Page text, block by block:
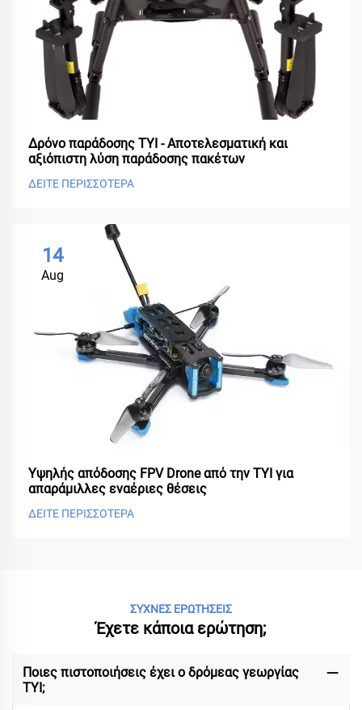
Δρόνο παράδοσης TYI - Αποτελεσματική και
αξιόπιστη λύση παράδοσης πακέτων
ΔΕΙΤΕ ΠΕΡΙΣΣΟΤΕΡΑ
14
Aug
Υψηλής απόδοσης FPV Drone από την TYI για
απαράμιλλες εναέριες θέσεις
ΔΕΙΤΕ ΠΕΡΙΣΣΟΤΕΡΑ
ΣΥΧΝΕΣ ΕΡΩΤΗΣΕΙΣ
Έχετε κάποια ερώτηση;
Ποιες πιστοποιήσεις έχει ο δρόμεας γεωργίας
TYI;